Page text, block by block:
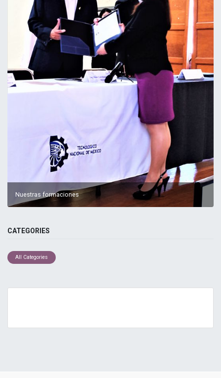
Nuestras formaciones
CATEGORIES
All Categories